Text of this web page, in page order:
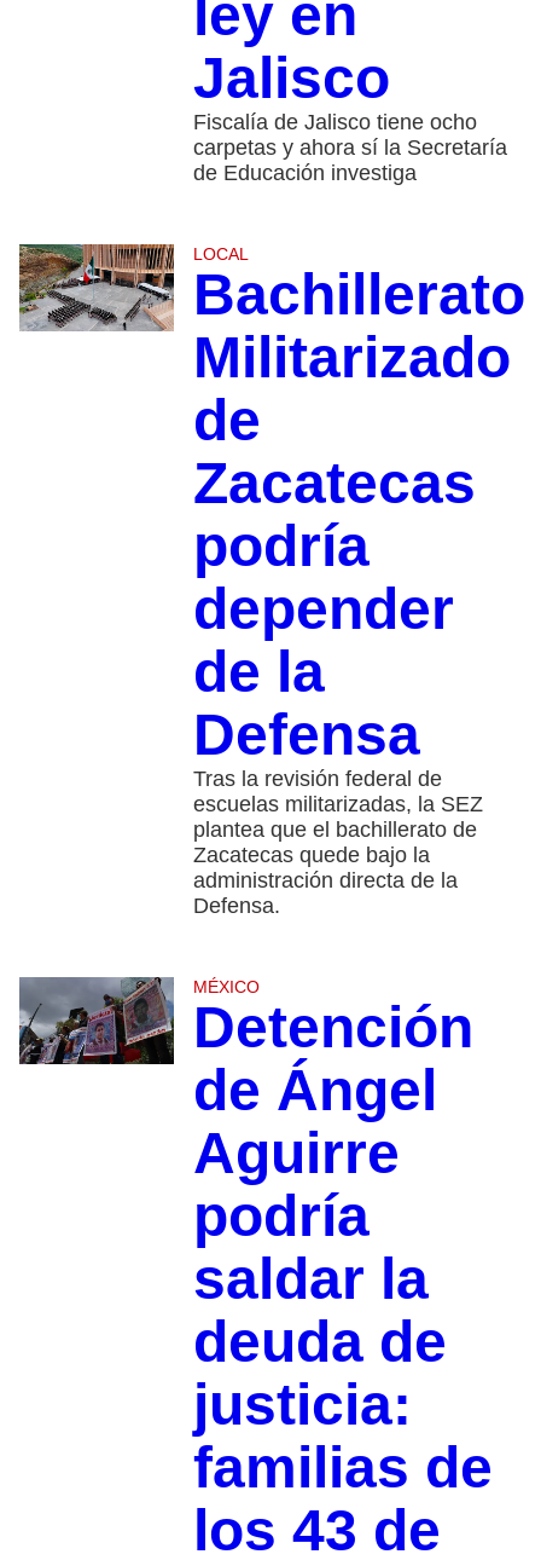
ley en
Jalisco
Fiscalía de Jalisco tiene ocho
carpetas y ahora sí la Secretaría
de Educación investiga
LOCAL
Bachillerato
Militarizado
de
Zacatecas
podría
depender
de la
Defensa
Tras la revisión federal de
escuelas militarizadas, la SEZ
plantea que el bachillerato de
Zacatecas quede bajo la
administración directa de la
Defensa.
MÉXICO
Detención
de Ángel
Aguirre
podría
saldar la
deuda de
justicia:
familias de
los 43 de